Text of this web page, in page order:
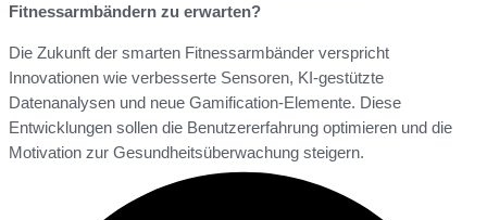
Fitnessarmbändern zu erwarten?
Die Zukunft der smarten Fitnessarmbänder verspricht
Innovationen wie verbesserte Sensoren, KI-gestützte
Datenanalysen und neue Gamification-Elemente. Diese
Entwicklungen sollen die Benutzererfahrung optimieren und die
Motivation zur Gesundheitsüberwachung steigern.